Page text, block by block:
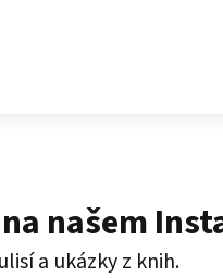
našem
a ukázky z knih.